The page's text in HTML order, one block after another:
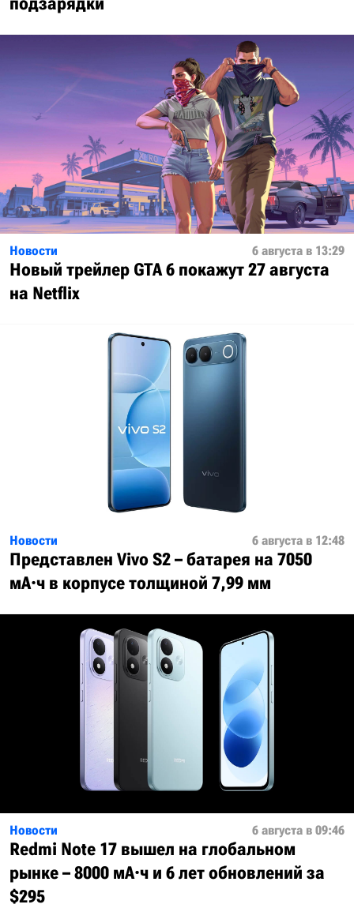
Новости 6 августа в 13:29
Новый трейлер GTA 6 покажут 27 августа
на Netflix
Новости 6 августа в 12:48
Представлен Vivo S2 – батарея на 7050
мА·ч в корпусе толщиной 7,99 мм
Новости 6 августа в 09:46
Redmi Note 17 вышел на глобальном
рынке – 8000 мА·ч и 6 лет обновлений за
$295